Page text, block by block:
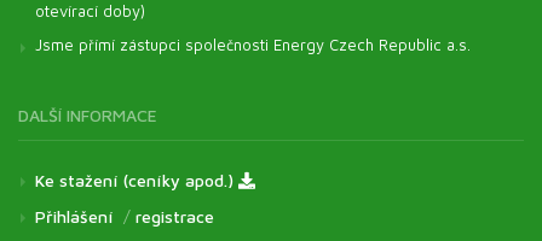
otevírací doby)
Jsme přímí zástupci společnosti Energy Czech Republic a.s.
DALŠÍ INFORMACE
Ke stažení (ceníky apod.)
Přihlášení / registrace